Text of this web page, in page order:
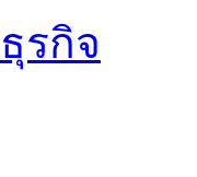
รกิจ